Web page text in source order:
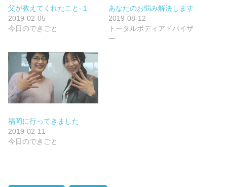
父が教えてくれたこと-１
2019-02-05
今日のできごと
あなたのお悩み解決します
2019-08-12
トータルボディアドバイザ
ー
福岡に行ってきました
2019-02-11
今日のできごと